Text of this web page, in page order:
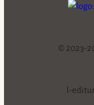
l-
© 2023-